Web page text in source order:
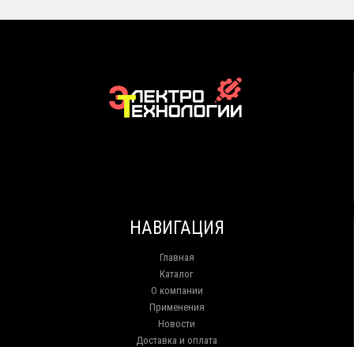
НАВИГАЦИЯ
Главная
Каталог
О компании
Применения
Новости
Доставка и оплата